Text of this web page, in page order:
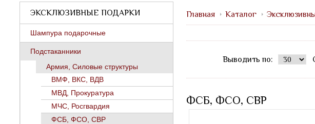
ЭКСКЛЮЗИВНЫЕ ПОДАРКИ
Шампура подарочные
Подстаканники
Армия, Силовые структуры
ВМФ, ВКС, ВДВ
МВД, Прокуратура
МЧС, Росгвардия
ФСБ, ФСО, СВР
Главная Каталог
Выводить по:
ФСБ, ФСО, СВР